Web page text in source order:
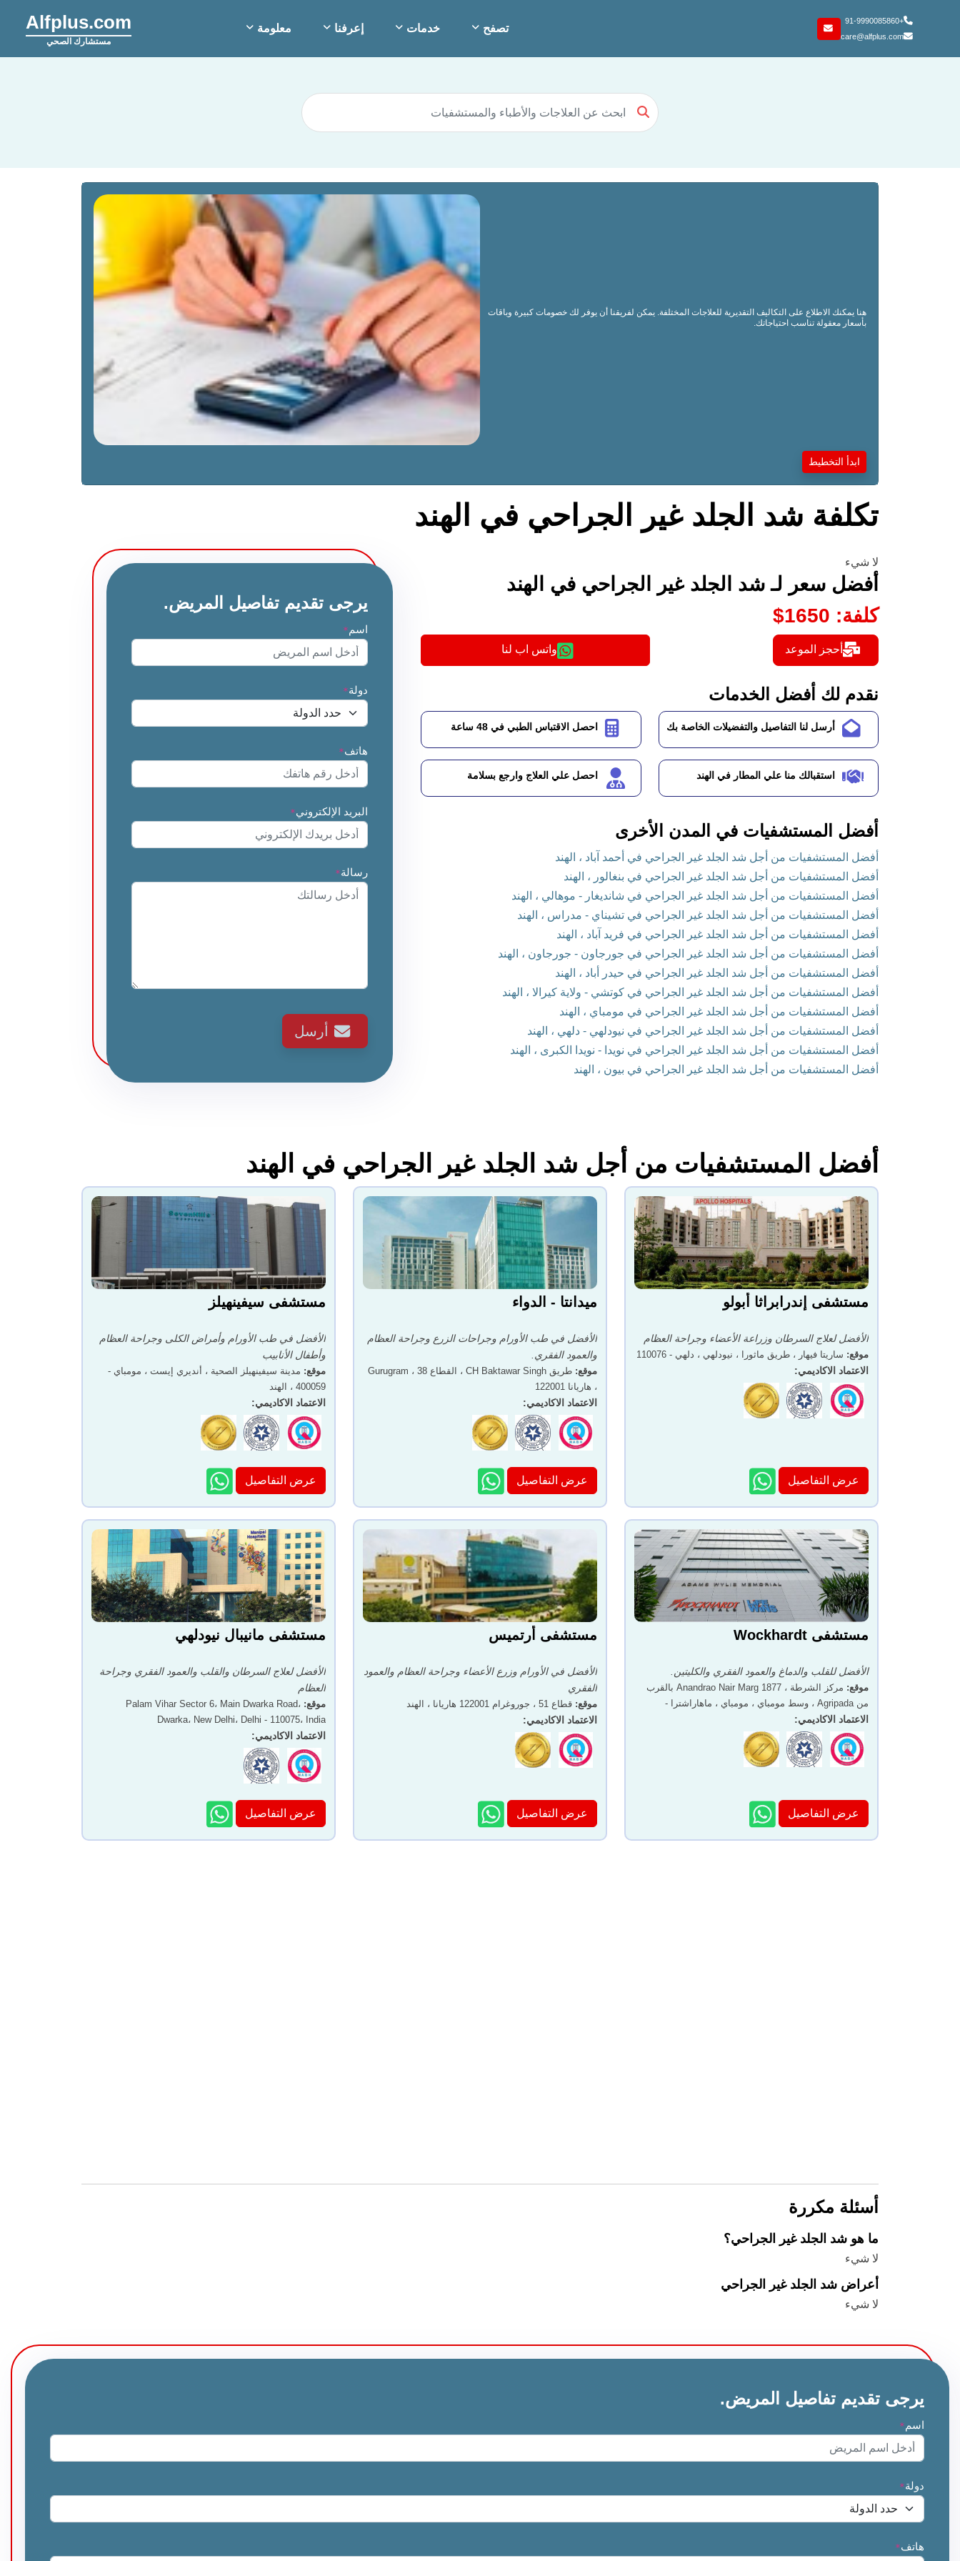
Alfplus.com
مستشارك الصحي
+91-9990085860
care@alfplus.com
تصفح خدمات إعرفنا معلومة
هنا يمكنك الاطلاع على التكاليف التقديرية للعلاجات المختلفة. يمكن لفريقنا أن يوفر لك خصومات كبيرة وباقات
بأسعار معقولة تناسب احتياجاتك.
ابدأ التخطيط
تكلفة شد الجلد غير الجراحي في الهند
لا شيء
أفضل سعر لـ شد الجلد غير الجراحي في الهند
كلفة:
$1650
أحجز الموعد واتس اب لنا
نقدم لك أفضل الخدمات
أرسل لنا التفاصيل والتفضيلات الخاصة بك احصل الاقتباس الطبي في 48 ساعة
استقبالك منا علي المطار في الهند احصل علي العلاج وارجع بسلامة
أفضل المستشفيات في المدن الأخرى
أفضل المستشفيات من أجل شد الجلد غير الجراحي في أحمد آباد ، الهند
أفضل المستشفيات من أجل شد الجلد غير الجراحي في بنغالور ، الهند
أفضل المستشفيات من أجل شد الجلد غير الجراحي في شانديغار - موهالي ، الهند
أفضل المستشفيات من أجل شد الجلد غير الجراحي في تشيناي - مدراس ، الهند
أفضل المستشفيات من أجل شد الجلد غير الجراحي في فريد آباد ، الهند
أفضل المستشفيات من أجل شد الجلد غير الجراحي في جورجاون - جورجاون ، الهند
أفضل المستشفيات من أجل شد الجلد غير الجراحي في حيدر أباد ، الهند
أفضل المستشفيات من أجل شد الجلد غير الجراحي في كوتشي - ولاية كيرالا ، الهند
أفضل المستشفيات من أجل شد الجلد غير الجراحي في مومباي ، الهند
أفضل المستشفيات من أجل شد الجلد غير الجراحي في نيودلهي - دلهي ، الهند
أفضل المستشفيات من أجل شد الجلد غير الجراحي في نويدا - نويدا الكبرى ، الهند
أفضل المستشفيات من أجل شد الجلد غير الجراحي في بيون ، الهند
يرجى تقديم تفاصيل المريض.
اسم *
دولة*
هاتف*
البريد الإلكتروني*
رسالة*
أرسل
أفضل المستشفيات من أجل شد الجلد غير الجراحي في الهند
مستشفى إندرابراثا أبولو
الأفضل لعلاج السرطان وزراعة الأعضاء وجراحة العظام
موقع: ساريتا فيهار ، طريق ماثورا ، نيودلهي ، دلهي - 110076
الاعتماد الاكاديمي:
عرض التفاصيل
ميدانتا - الدواء
الأفضل في طب الأورام وجراحات الزرع وجراحة العظام
والعمود الفقري.
موقع:
طريق CH Baktawar Singh ، القطاع 38 ، Gurugram
، هاريانا 122001
الاعتماد الاكاديمي:
عرض التفاصيل
مستشفى سيفينهيلز
الأفضل في طب الأورام وأمراض الكلى وجراحة العظام
وأطفال الأنابيب
موقع: مدينة سيفينهيلز الصحية ، أنديري إيست ، مومباي -
400059 ، الهند
الاعتماد الاكاديمي:
عرض التفاصيل
مستشفى Wockhardt
الأفضل للقلب والدماغ والعمود الفقري والكليتين.
موقع:
مركز الشرطة ، 1877 Anandrao Nair Marg بالقرب
من Agripada ، وسط مومباي ، مومباي ، ماهاراشترا -
400011
الاعتماد الاكاديمي:
عرض التفاصيل
مستشفى أرتميس
الأفضل في الأورام وزرع الأعضاء وجراحة العظام والعمود
الفقري
موقع: قطاع 51 ، جوروغرام 122001 هاريانا ، الهند
الاعتماد الاكاديمي:
عرض التفاصيل
مستشفى مانيبال نيودلهي
الأفضل لعلاج السرطان والقلب والعمود الفقري وجراحة
العظام
موقع: Palam Vihar Sector 6، Main Dwarka Road،
Dwarka، New Delhi، Delhi - 110075، India
الاعتماد الاكاديمي:
عرض التفاصيل
أسئلة مكررة
ما هو شد الجلد غير الجراحي؟
لا شيء
أعراض شد الجلد غير الجراحي
لا شيء
يرجى تقديم تفاصيل المريض.
اسم *
دولة*
هاتف*